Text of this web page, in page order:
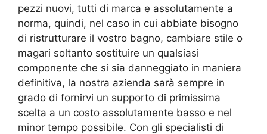
pezzi nuovi, tutti di marca e assolutamente a
norma, quindi, nel caso in cui abbiate bisogno
di ristrutturare il vostro bagno, cambiare stile o
magari soltanto sostituire un qualsiasi
componente che si sia danneggiato in maniera
definitiva, la nostra azienda sarà sempre in
grado di fornirvi un supporto di primissima
scelta a un costo assolutamente basso e nel
minor tempo possibile. Con gli specialisti di